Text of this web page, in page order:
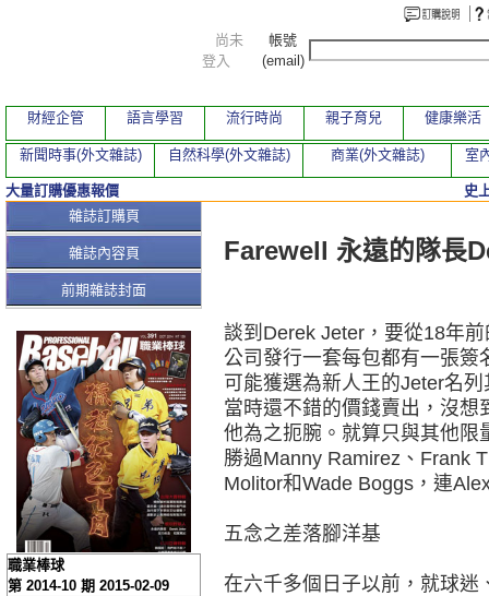
本期文章
Farewell 永遠的隊
談到Derek Jeter，要從18年
公司發行一套每包都有一張
可能獲選為新人王的Jeter名
當時還不錯的價錢賣出，沒
他為之扼腕。就算只與其他限
勝過Manny Ramirez、Frank
Molitor和Wade Boggs，連
五念之差落腳洋基
在六千多個日子以前，就球迷
雜誌訂購頁
雜誌內容頁
前期雜誌封面
職業棒球
第 2014-10 期 2015-02-09
尚未
登入
帳號
(email)
財經企管 語言學習 流行時尚 親子育兒 健康樂活
新聞時事(外文雜誌) 自然科學(外文雜誌) 商業(外文雜誌) 室
大量訂購優惠報價 史